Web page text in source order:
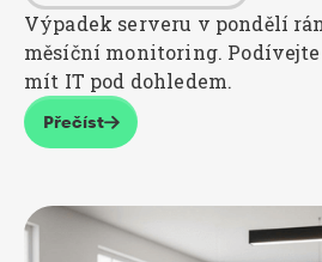
Výpadek serveru v pondělí
měsíční monitoring.
mít IT pod dohledem.
Přečíst